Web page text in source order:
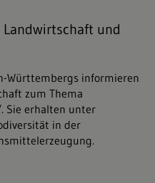
und
Württembergs informieren
zum Thema
Sie erhalten unter
in der